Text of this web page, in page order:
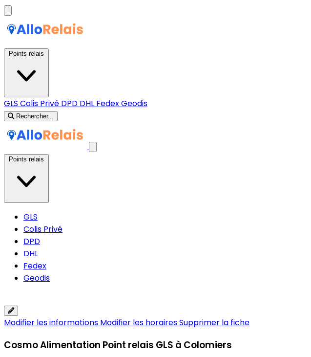
GLS Colis Privé DPD DHL FedexGeodis
Rechercher...
GLS
Colis Privé
DPD
DHL
Fedex
Geodis
Modifier les informations Modifier les horairesSupprimer la fiche
Cosmo Alimentation Point relais GLS à Colomiers